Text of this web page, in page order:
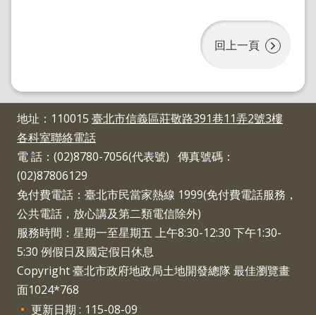
社
子
島
台
北
通
隱
私
權
及
資
訊
安
回上一頁
地址：110015 臺北市信義區莊敬路391巷11弄2號3樓
各科室聯絡電話
電 話：(02)8780-7056(代表號) 傳真號碼：
(02)87806129
免付費電話：臺北市民當家熱線 1999(免付費電話服務，
公共電話，放心講及第二類電信除外)
服務時間：星期一至星期五 上午8:30-12:30 下午1:30-
5:30 例假日及國定假日休息
Copyright 臺北市政府地政局土地開發總隊 最佳瀏覽畫
面1024*768
更新日期
115-08-09